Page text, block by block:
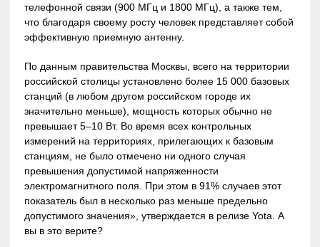
телефонной связи (900 МГц и 1800 МГц), а также тем,
что благодаря своему росту человек представляет собой
эффективную приемную антенну.
По данным правительства Москвы, всего на территории
российской столицы установлено более 15 000 базовых
станций (в любом другом российском городе их
значительно меньше), мощность которых обычно не
превышает 5–10 Вт. Во время всех контрольных
измерений на территориях, прилегающих к базовым
станциям, не было отмечено ни одного случая
превышения допустимой напряженности
электромагнитного поля. При этом в 91% случаев этот
показатель был в несколько раз меньше предельно
допустимого значения», утверждается в релизе Yota. А
вы в это верите?